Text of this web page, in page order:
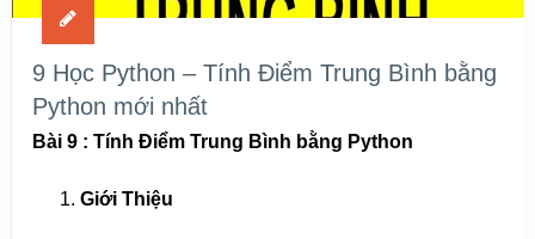
9 Học Python – Tính Điểm Trung Bình bằng
Python mới nhất
Bài 9 : Tính Điểm Trung Bình bằng Python
Giới Thiệu